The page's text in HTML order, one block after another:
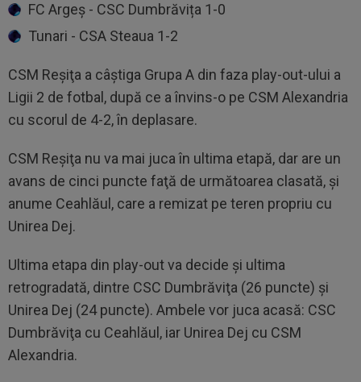
FC Argeș - CSC Dumbrăvița 1-0
Tunari - CSA Steaua 1-2
CSM Reşiţa a câştiga Grupa A din faza play-out-ului a
Ligii 2 de fotbal, după ce a învins-o pe CSM Alexandria
cu scorul de 4-2, în deplasare.
CSM Reşiţa nu va mai juca în ultima etapă, dar are un
avans de cinci puncte faţă de următoarea clasată, și
anume Ceahlăul, care a remizat pe teren propriu cu
Unirea Dej.
Ultima etapa din play-out va decide şi ultima
retrogradată, dintre CSC Dumbrăviţa (26 puncte) şi
Unirea Dej (24 puncte). Ambele vor juca acasă: CSC
Dumbrăviţa cu Ceahlăul, iar Unirea Dej cu CSM
Alexandria.